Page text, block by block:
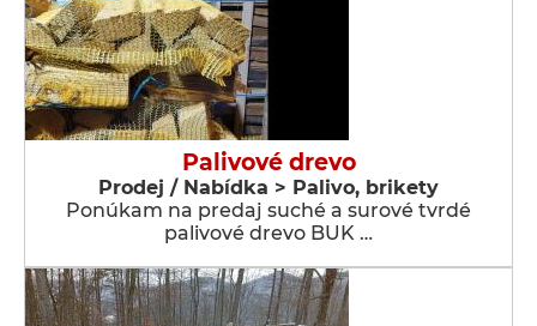
Palivové drevo
Prodej / Nabídka > Palivo, brikety
Ponúkam na predaj suché a surové tvrdé
palivové drevo BUK …